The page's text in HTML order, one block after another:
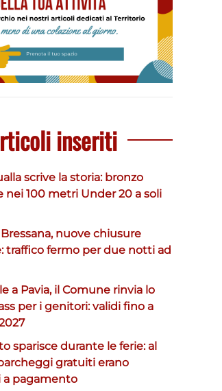
inseriti
scrive la storia: bronzo
nei 100 metri Under 20 a soli
nuove chiusure
traffico fermo per due notti ad
a Pavia, il Comune rinvia lo
per i genitori: validi fino a
sparisce durante le ferie: al
gratuiti erano
pagamento